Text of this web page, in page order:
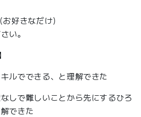
好きなだけ）
い。
ルでできる、と理解できた
しで難しいことから先にするひろ
できた